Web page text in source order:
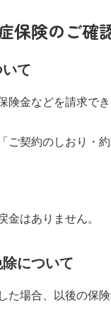
保険のご確
て
険金などを請求で
ご契約のしおり・約
はありません。
について
た場合、以後の保